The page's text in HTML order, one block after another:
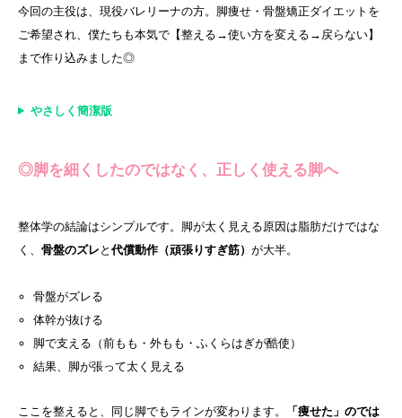
今回の主役は、現役バレリーナの方。脚痩せ・骨盤矯正ダイエットを
ご希望され、僕たちも本気で【整える→使い方を変える→戻らない】
まで作り込みました◎
やさしく簡潔版
◎脚を細くしたのではなく、正しく使える脚へ
整体学の結論はシンプルです。脚が太く見える原因は脂肪だけではな
く、 骨盤のズレ と 代償動作（頑張りすぎ筋） が大半。
骨盤がズレる
体幹が抜ける
脚で支える（前もも・外もも・ふくらはぎが酷使）
結果、脚が張って太く見える
ここを整えると、同じ脚でもラインが変わります。
「痩せた」のでは